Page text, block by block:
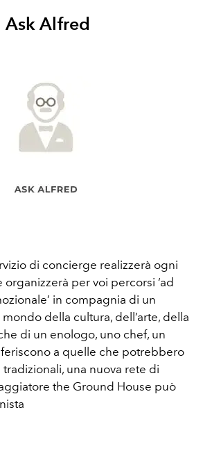
Ask Alfred
di concierge realizzerà ogni
per voi percorsi ‘ad
in compagnia di un
della cultura, dell’arte, della
di un enologo, uno chef, un
a quelle che potrebbero
una nuova rete di
the Ground House può